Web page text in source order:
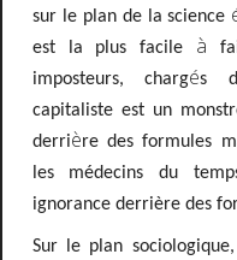
sur le plan de la science
est la plus facile à
imposteurs, chargés
capitaliste est un
derrière des formules
les médecins du
ignorance derrière des
Sur le plan